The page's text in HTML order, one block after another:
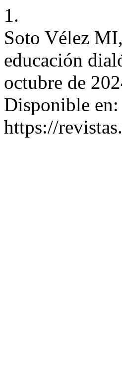
1.
Soto Vélez
educación
octubre de
Disponible en:
https://